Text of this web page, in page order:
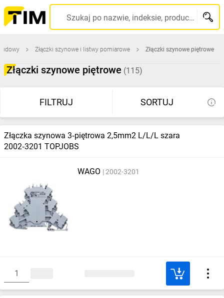
Szukaj po nazwie, indeksie, producencie, kodzie kreskowym...
Złączki szynowe i listwy pomiarowe Złączki szynowe piętrowe
Złączki szynowe piętrowe (115)
FILTRUJ SORTUJ
Złączka szynowa 3‑piętrowa 2,5mm2 L/L/L szara
2002‑3201 TOPJOBS
WAGO 2002-3201